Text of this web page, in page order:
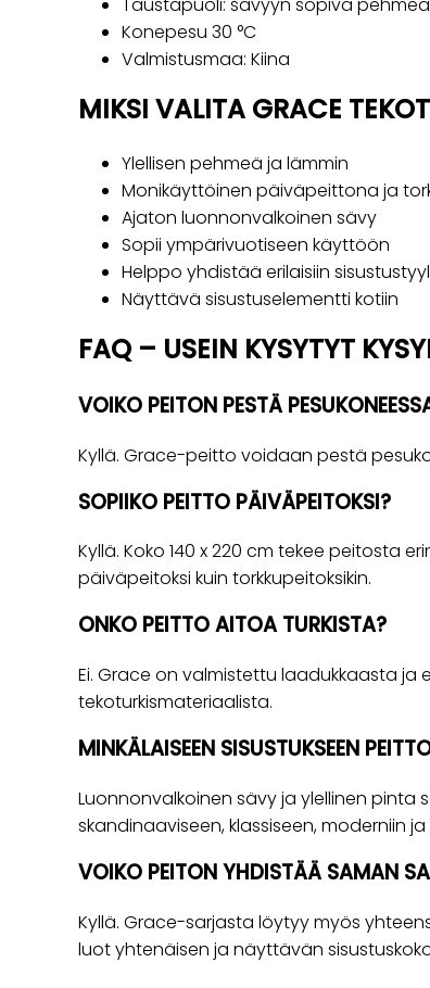
Taustapuoli: sävyyn sopiva
Konepesu 30 °C
Valmistusmaa: Kiina
MIKSI VALITA GRACE
Ylellisen pehmeä ja lämmin
Monikäyttöinen päiväpeittona ja
Ajaton luonnonvalkoinen sävy
Sopii ympärivuotiseen käyttöön
Helppo yhdistää erilaisiin
Näyttävä sisustuselementti kotiin
FAQ – USEIN KYSYTYT
VOIKO PEITON PESTÄ
Kyllä. Grace-peitto voidaan pestä
SOPIIKO PEITTO PÄIVÄPEITOKSI?
Kyllä. Koko 140 x 220 cm tekee peitosta
päiväpeitoksi kuin torkkupeitoksikin.
ONKO PEITTO AITOA TURKISTA?
Ei. Grace on valmistettu laadukkaasta ja
tekoturkismateriaalista.
MINKÄLAISEEN SISUSTUKSEEN
Luonnonvalkoinen sävy ja ylellinen pinta
skandinaaviseen, klassiseen, moderniin
VOIKO PEITON YHDISTÄÄ SAMAN
Kyllä. Grace-sarjasta löytyy myös
luot yhtenäisen ja näyttävän